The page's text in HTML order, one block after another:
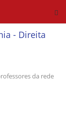
da rede